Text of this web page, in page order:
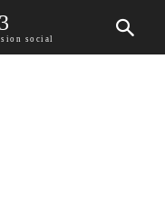
social